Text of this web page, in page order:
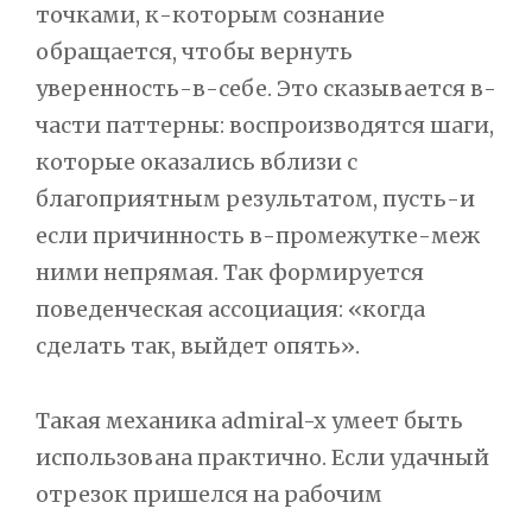
точками, к-которым сознание
обращается, чтобы вернуть
уверенность-в-себе. Это сказывается в-
части паттерны: воспроизводятся шаги,
которые оказались вблизи с
благоприятным результатом, пусть-и
если причинность в-промежутке-меж
ними непрямая. Так формируется
поведенческая ассоциация: «когда
сделать так, выйдет опять».
Такая механика admiral-x умеет быть
использована практично. Если удачный
отрезок пришелся на рабочим